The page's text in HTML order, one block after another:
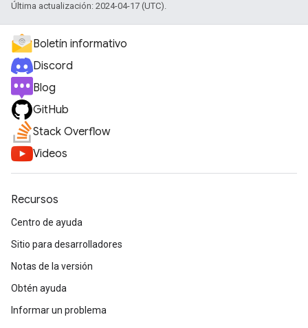
Última actualización: 2024-04-17 (UTC).
Boletín informativo
Discord
Blog
GitHub
Stack Overflow
Videos
Recursos
Centro de ayuda
Sitio para desarrolladores
Notas de la versión
Obtén ayuda
Informar un problema